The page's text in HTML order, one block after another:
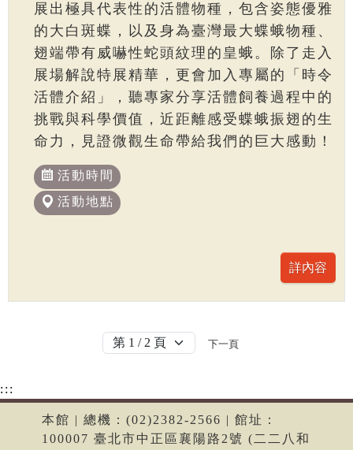
展出極具代表性的活體物種，包含姿態優雅
的大白斑蝶，以及身為臺灣最大蝶蛾物種、
翅端帶有威嚇性蛇頭紋理的皇蛾。除了走入
展場解說特展精華，更會加入專屬的「時令
活體介紹」，聽專家分享活體飼養過程中的
挑戰與科學價值，近距離感受蝶蛾振翅的生
命力，見證微觀生命帶給我們的巨大感動！
活動時間
活動地點
下一頁
:::
本館 | 總機：(02)2382-2566 | 館址：
100007 臺北市中正區襄陽路2號 (二二八和